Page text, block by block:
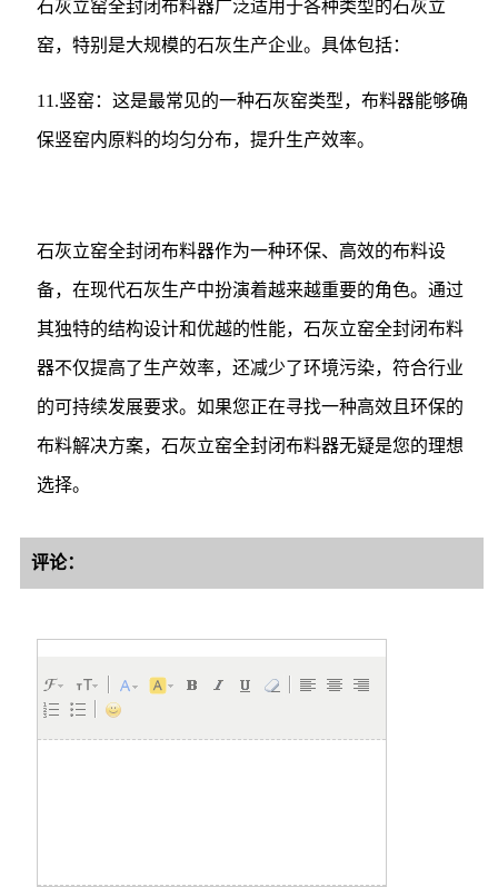
石灰立窑全封闭布料器广泛适用于各种类型的石灰立
窑，特别是大规模的石灰生产企业。具体包括：
11.竖窑：这是最常见的一种石灰窑类型，布料器能够确
保竖窑内原料的均匀分布，提升生产效率。
石灰立窑全封闭布料器作为一种环保、高效的布料设
备，在现代石灰生产中扮演着越来越重要的角色。通过
其独特的结构设计和优越的性能，石灰立窑全封闭布料
器不仅提高了生产效率，还减少了环境污染，符合行业
的可持续发展要求。如果您正在寻找一种高效且环保的
布料解决方案，石灰立窑全封闭布料器无疑是您的理想
选择。
评论：